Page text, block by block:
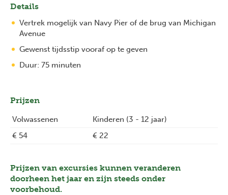
Details
Vertrek mogelijk van Navy Pier of de brug van Michigan
Avenue
Gewenst tijdsstip vooraf op te geven
Duur: 75 minuten
Prijzen
Volwassenen
Kinderen (3 - 12 jaar)
€ 54
€ 22
Prijzen van excursies kunnen veranderen
doorheen het jaar en zijn steeds onder
voorbehoud.